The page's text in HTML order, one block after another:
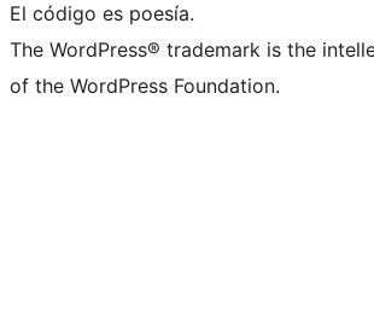
El código es poesía.
The WordPress® trademark is the
of the WordPress Foundation.